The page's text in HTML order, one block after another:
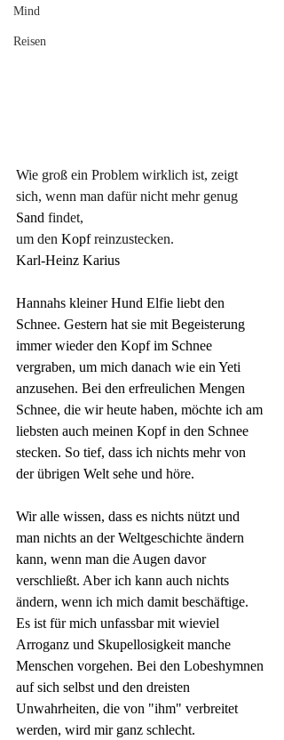
Mind
Reisen
Wie groß ein Problem wirklich ist, zeigt
sich, wenn man dafür nicht mehr genug
Sand findet,
um den Kopf reinzustecken.
Karl-Heinz Karius
Hannahs kleiner Hund Elfie liebt den
Schnee. Gestern hat sie mit Begeisterung
immer wieder den Kopf im Schnee
vergraben, um mich danach wie ein Yeti
anzusehen. Bei den erfreulichen Mengen
Schnee, die wir heute haben, möchte ich am
liebsten auch meinen Kopf in den Schnee
stecken. So tief, dass ich nichts mehr von
der übrigen Welt sehe und höre.
Wir alle wissen, dass es nichts nützt und
man nichts an der Weltgeschichte ändern
kann, wenn man die Augen davor
verschließt. Aber ich kann auch nichts
ändern, wenn ich mich damit beschäftige.
Es ist für mich unfassbar mit wieviel
Arroganz und Skupellosigkeit manche
Menschen vorgehen. Bei den Lobeshymnen
auf sich selbst und den dreisten
Unwahrheiten, die von "ihm" verbreitet
werden, wird mir ganz schlecht.